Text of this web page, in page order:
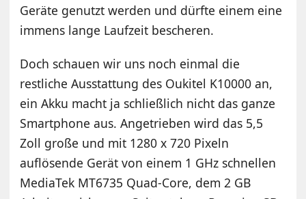
Geräte genutzt werden und dürfte einem eine
immens lange Laufzeit bescheren.
Doch schauen wir uns noch einmal die
restliche Ausstattung des Oukitel K10000 an,
ein Akku macht ja schließlich nicht das ganze
Smartphone aus. Angetrieben wird das 5,5
Zoll große und mit 1280 x 720 Pixeln
auflösende Gerät von einem 1 GHz schnellen
MediaTek MT6735 Quad-Core, dem 2 GB